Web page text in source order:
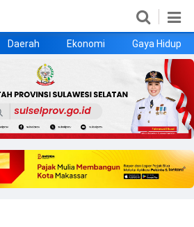
Daerah Ekonomi Gaya Hidup